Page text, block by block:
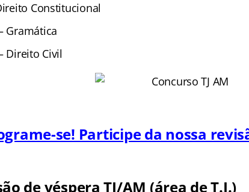
Constitucional
Gramática
Direito Civil
se! Participe da nossa
de véspera TJ/AM (área de T.I.)